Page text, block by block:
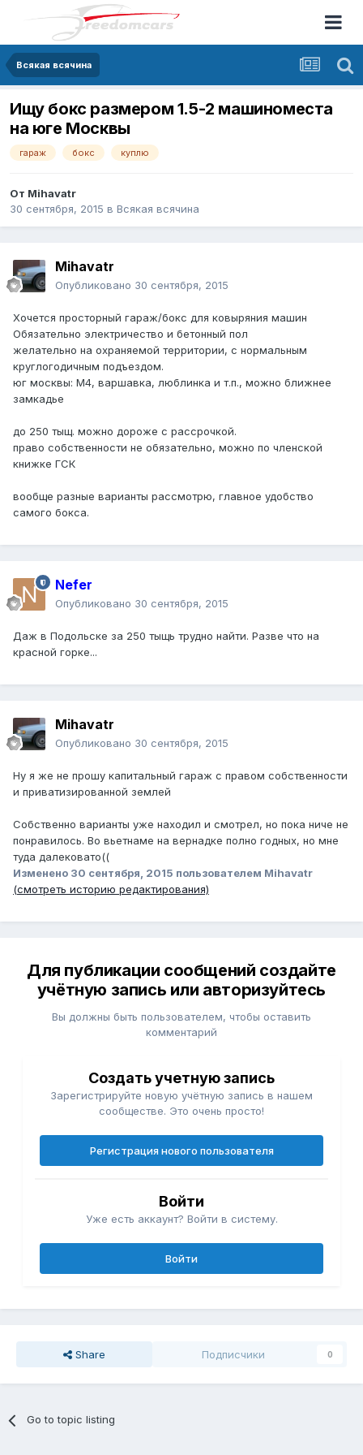
Всякая всячина
Ищу бокс размером 1.5-2 машиноместа
на юге Москвы
гараж бокс куплю
От Mihavatr
30 сентября, 2015 в Всякая всячина
Mihavatr
Опубликовано 30 сентября, 2015
Хочется просторный гараж/бокс для ковыряния машин
Обязательно электричество и бетонный пол
желательно на охраняемой территории, с нормальным
круглогодичным подъездом.
юг москвы: М4, варшавка, люблинка и т.п., можно ближнее
замкадье
до 250 тыщ. можно дороже с рассрочкой.
право собственности не обязательно, можно по членской
книжке ГСК
вообще разные варианты рассмотрю, главное удобство
самого бокса.
Nefer
Опубликовано 30 сентября, 2015
Даж в Подольске за 250 тыщь трудно найти. Разве что на
красной горке...
Mihavatr
Опубликовано 30 сентября, 2015
Ну я же не прошу капитальный гараж с правом собственности
и приватизированной землей
Собственно варианты уже находил и смотрел, но пока ниче не
понравилось. Во вьетнаме на вернадке полно годных, но мне
туда далековато((
Изменено 30 сентября, 2015 пользователем Mihavatr
(смотреть историю редактирования)
Для публикации сообщений создайте
учётную запись или авторизуйтесь
Вы должны быть пользователем, чтобы оставить
комментарий
Создать учетную запись
Зарегистрируйте новую учётную запись в нашем
сообществе. Это очень просто!
Регистрация нового пользователя
Войти
Уже есть аккаунт? Войти в систему.
Войти
Share Подписчики 0
Go to topic listing